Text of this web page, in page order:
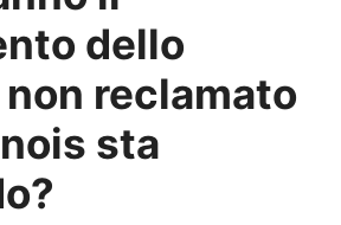
dello
reclamato
sta